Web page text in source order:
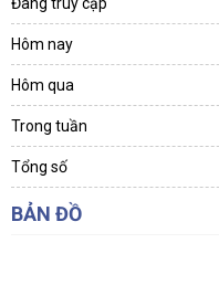
Đang truy cập
Hôm nay
Hôm qua
Trong tuần
Tổng số
BẢN ĐỒ